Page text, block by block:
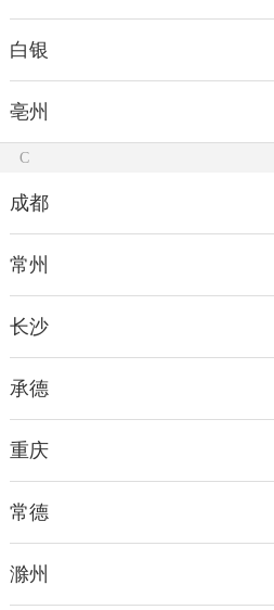
白银
亳州
C
成都
常州
长沙
承德
重庆
常德
滁州